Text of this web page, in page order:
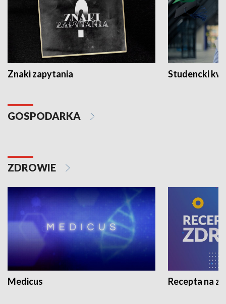
Znaki zapytania Studencki
GOSPODARKA
ZDROWIE
Medicus Recepta na